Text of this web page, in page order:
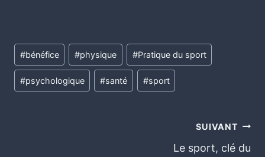
#bénéfice #physique #Pratique du sport
#psychologique #santé #sport
SUIVANT
Le sport, clé du